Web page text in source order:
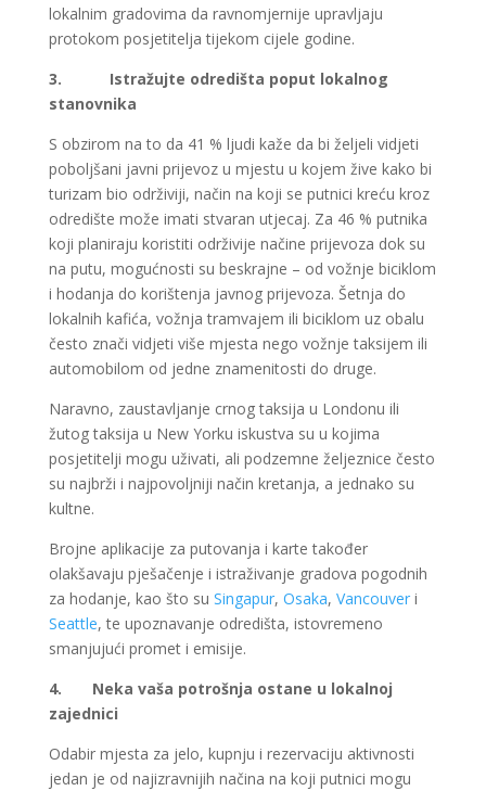
lokalnim gradovima da ravnomjernije upravljaju
protokom posjetitelja tijekom cijele godine.
3.
Istražujte odredišta poput lokalnog
stanovnika
S obzirom na to da 41 % ljudi kaže da bi željeli vidjeti
poboljšani javni prijevoz u mjestu u kojem žive kako bi
turizam bio održiviji, način na koji se putnici kreću kroz
odredište može imati stvaran utjecaj. Za 46 % putnika
koji planiraju koristiti održivije načine prijevoza dok su
na putu, mogućnosti su beskrajne – od vožnje biciklom
i hodanja do korištenja javnog prijevoza. Šetnja do
lokalnih kafića, vožnja tramvajem ili biciklom uz obalu
često znači vidjeti više mjesta nego vožnje taksijem ili
automobilom od jedne znamenitosti do druge.
Naravno, zaustavljanje crnog taksija u Londonu ili
žutog taksija u New Yorku iskustva su u kojima
posjetitelji mogu uživati, ali podzemne željeznice često
su najbrži i najpovoljniji način kretanja, a jednako su
kultne.
Brojne aplikacije za putovanja i karte također
olakšavaju pješačenje i istraživanje gradova pogodnih
za hodanje, kao što su Singapur, Osaka, Vancouveri
Seattle, te upoznavanje odredišta, istovremeno
smanjujući promet i emisije.
4.
Neka vaša potrošnja ostane u lokalnoj
zajednici
Odabir mjesta za jelo, kupnju i rezervaciju aktivnosti
jedan je od najizravnijih načina na koji putnici mogu